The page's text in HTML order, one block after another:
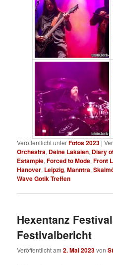
Veröffentlicht unterFotos 2023 |
Orchestra, Deine Lakaien, Diary
Estampie,Forced to Mode,Front
Hanover, Leipzig,Manntra,
Wave Gotik Treffen
Hexentanz
Festivalbericht
Veröffentlicht am2. Mai 2023von